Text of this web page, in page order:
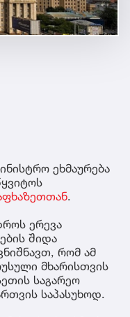
ეხმაურება
.
ერევა
შიდა
რომ ამ
მხარისთვის
საგარეო
საპასუხოდ.